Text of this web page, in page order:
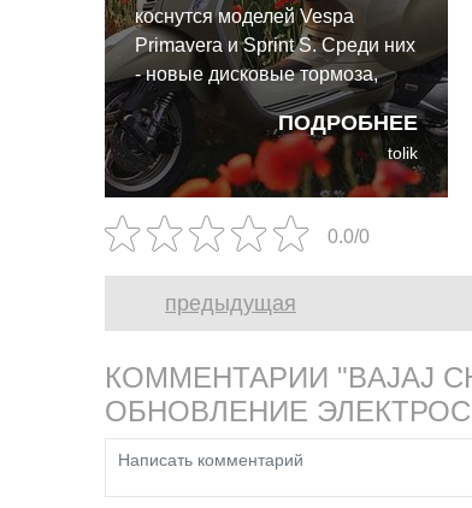
ПОДРОБНЕЕ
коснутся моделей Vespa
Primavera и Sprint S. Среди них
- новые дисковые тормоза,
полностью цифровая
приборная панель,
бесключевой запуск и даже
новые элементы дизайна.
tolik
0.0/0
предыдущая
КОММЕНТАРИИ "BAJAJ
ОБНОВЛЕНИЕ